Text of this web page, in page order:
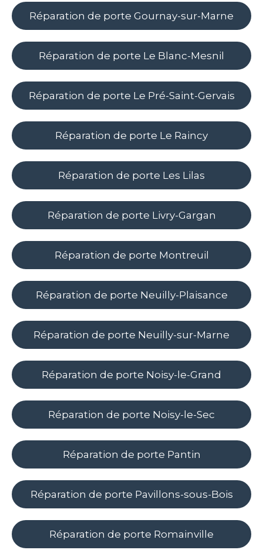
Réparation de porte Gournay-sur-Marne
Réparation de porte Le Blanc-Mesnil
Réparation de porte Le Pré-Saint-Gervais
Réparation de porte Le Raincy
Réparation de porte Les Lilas
Réparation de porte Livry-Gargan
Réparation de porte Montreuil
Réparation de porte Neuilly-Plaisance
Réparation de porte Neuilly-sur-Marne
Réparation de porte Noisy-le-Grand
Réparation de porte Noisy-le-Sec
Réparation de porte Pantin
Réparation de porte Pavillons-sous-Bois
Réparation de porte Romainville